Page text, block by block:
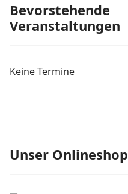
Bevorstehende
Veranstaltungen
Keine Termine
Unser Onlineshop